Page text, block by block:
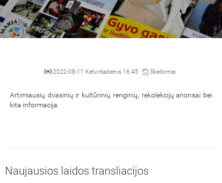
2022-08-11 Ketvirtadienis 16:45 Skelbimai
Artimiausių dvasinių ir kultūrinių renginių, rekolekcijų anonsai bei
kita informacija.
Naujausios laidos transliacijos